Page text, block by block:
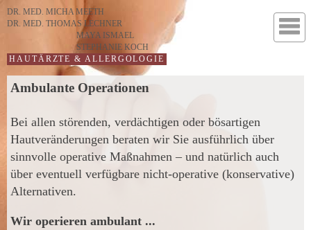
DR. MED. MICHA MEETH
DR. MED. THOMAS LECHNER
MAYA ISMAEL
STEPHANIE KOCH
HAUTÄRZTE & ALLERGOLOGIE
Ambulante Operationen
Bei allen störenden, verdächtigen oder bösartigen
Hautveränderungen beraten wir Sie ausführlich über
sinnvolle operative Maßnahmen – und natürlich auch
über eventuell verfügbare nicht-operative (konservative)
Alternativen.
Wir operieren ambulant ...